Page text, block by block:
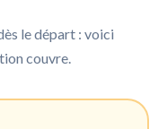
le départ : voici
couvre.